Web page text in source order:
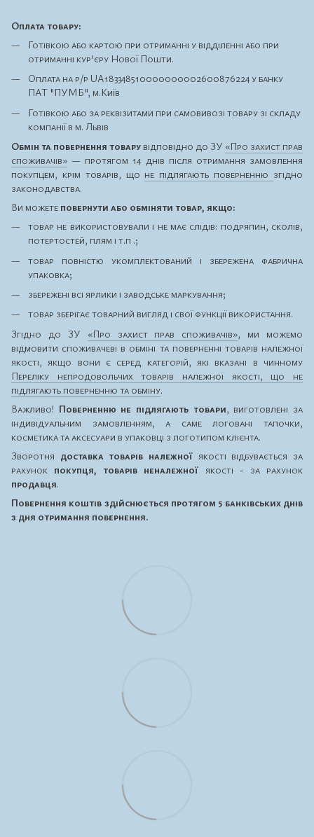
Оплата товару:
Готівкою або картою при отриманні у відділенні або при
отриманні кур'єру Нової Пошти.
Оплата на р/р UA183348510000000002600876224 у банку
ПАТ "ПУМБ", м.Київ
Готівкою або за реквізитами при самовивозі товару зі складу
компанії в м. Львів
Обмін та повернення товару відповідно до ЗУ «Про захист прав
споживачів» — протягом 14 днів після отримання замовлення
покупцем, крім товарів, що не підлягають поверненню згідно
законодавства.
Ви можете повернути або обміняти товар, якщо:
товар не використовували і не має слідів: подряпин, сколів,
потертостей, плям і т.п .;
товар повністю укомплектований і збережена фабрична
упаковка;
збережені всі ярлики і заводське маркування;
товар зберігає товарний вигляд і свої функції використання.
Згідно до ЗУ «Про захист прав споживачів», ми можемо
відмовити споживачеві в обміні та поверненні товарів належної
якості, якщо вони є серед категорій, які вказані в чинному
Переліку непродовольчих товарів належної якості, що не
підлягають поверненню та обміну.
Важливо! Поверненню не підлягають товари, виготовлені за
індивідуальним замовленням, а саме логовані тапочки,
косметика та аксесуари в упаковці з логотипом клієнта.
Зворотня доставка товарів належної якості відбувається за
рахунок покупця, товарів неналежної якості - за рахунок
продавця.
Повернення коштів здійснюється протягом 5 банківських днів
з дня отримання повернення.